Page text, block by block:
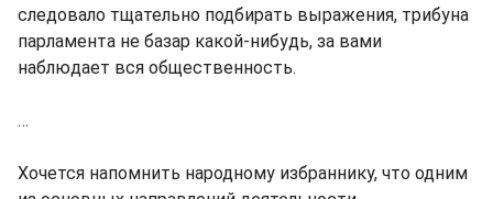
следовало тщательно подбирать выражения, трибуна
парламента не базар какой-нибудь, за вами
наблюдает вся общественность.
…
Хочется напомнить народному избраннику, что одним